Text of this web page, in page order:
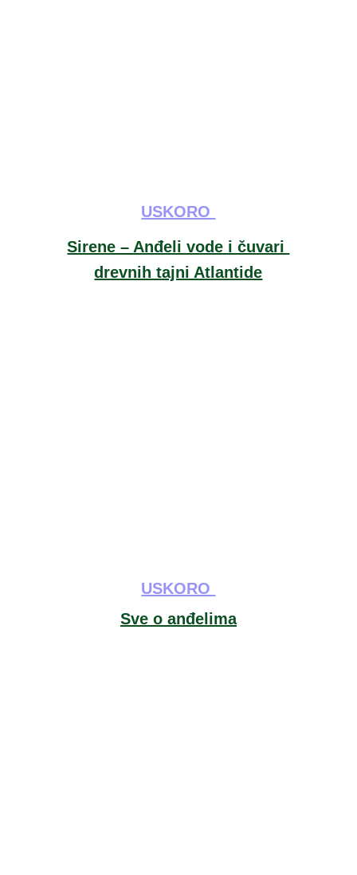
Sirene – Anđeli vode i čuvari
drevnih tajni Atlantide
Sve o anđelima
USKORO
USKORO